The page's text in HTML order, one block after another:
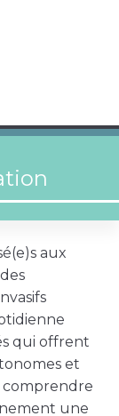
aux
qui offrent
et
comprendre
une